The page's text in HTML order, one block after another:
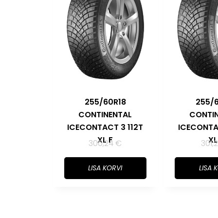
255/60R18
CONTINENTAL
ICECONTACT 3 112T
XL F
300,24€
LISA KORVI
255/
LISA